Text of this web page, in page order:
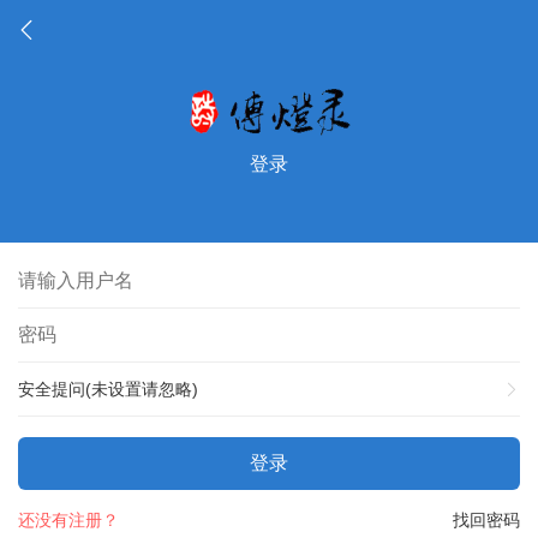
登录
安全提问(未设置请忽略)
登录
找回密码
还没有注册？